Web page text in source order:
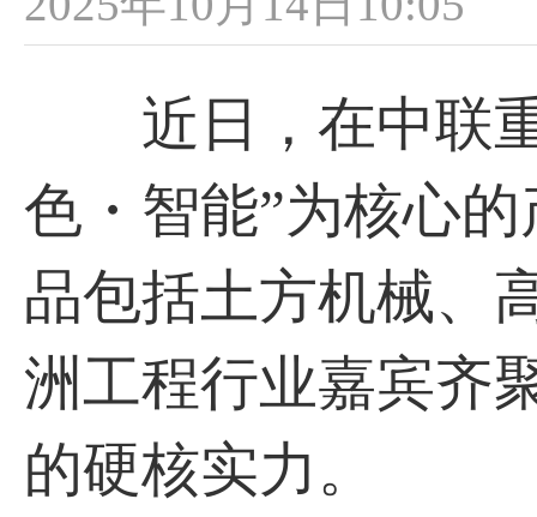
近日，在中联重
色・智能”为核心
品包括土方机械、
洲工程行业嘉宾齐
的硬核实力。